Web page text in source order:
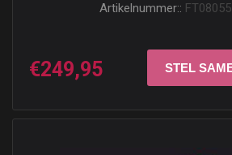
Artikelnummer:: FT08055
€249,95